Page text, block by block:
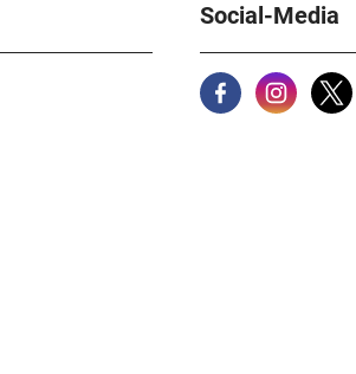
Social-Media